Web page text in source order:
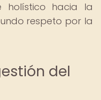
holístico hacia la
respeto por la
del